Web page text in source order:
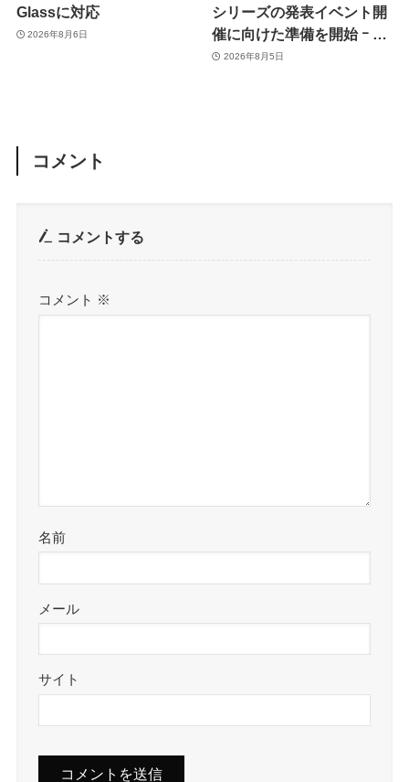
Glassに対応
2026年8月6日
シリーズの発表イベント開
催に向けた準備を開始 ｰ 9
月8日か9月9日に開催見込
2026年8月5日
コメント
コメントする
コメント ※
名前
メール
サイト